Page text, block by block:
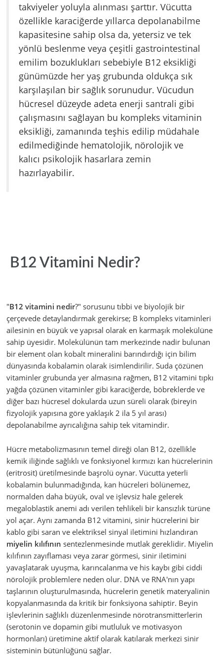
takviyeler yoluyla alınması şarttır. Vücutta
özellikle karaciğerde yıllarca depolanabilme
kapasitesine sahip olsa da, yetersiz ve tek
yönlü beslenme veya çeşitli gastrointestinal
emilim bozuklukları sebebiyle B12 eksikliği
günümüzde her yaş grubunda oldukça sık
karşılaşılan bir sağlık sorunudur. Vücudun
hücresel düzeyde adeta enerji santrali gibi
çalışmasını sağlayan bu kompleks vitaminin
eksikliği, zamanında teşhis edilip müdahale
edilmediğinde hematolojik, nörolojik ve
kalıcı psikolojik hasarlara zemin
hazırlayabilir.
B12 Vitamini Nedir?
"B12 vitamini nedir?" sorusunu tıbbi ve biyolojik bir
çerçevede detaylandırmak gerekirse; B kompleks vitaminleri
ailesinin en büyük ve yapısal olarak en karmaşık molekülüne
sahip üyesidir. Molekülünün tam merkezinde nadir bulunan
bir element olan kobalt mineralini barındırdığı için bilim
dünyasında kobalamin olarak isimlendirilir. Suda çözünen
vitaminler grubunda yer almasına rağmen, B12 vitamini tıpkı
yağda çözünen vitaminler gibi karaciğerde, böbreklerde ve
diğer bazı hücresel dokularda uzun süreli olarak (bireyin
fizyolojik yapısına göre yaklaşık 2 ila 5 yıl arası)
depolanabilme ayrıcalığına sahip tek vitamindir.
Hücre metabolizmasının temel direği olan B12, özellikle
kemik iliğinde sağlıklı ve fonksiyonel kırmızı kan hücrelerinin
(eritrosit) üretilmesinde başrolü oynar. Vücutta yeterli
kobalamin bulunmadığında, kan hücreleri bölünemez,
normalden daha büyük, oval ve işlevsiz hale gelerek
megaloblastik anemi adı verilen tehlikeli bir kansızlık türüne
yol açar. Aynı zamanda B12 vitamini, sinir hücrelerini bir
kablo gibi saran ve elektriksel sinyal iletimini hızlandıran
miyelin kılıfının sentezlenmesinde mutlak gereklidir. Miyelin
kılıfının zayıflaması veya zarar görmesi, sinir iletimini
yavaşlatarak uyuşma, karıncalanma ve his kaybı gibi ciddi
nörolojik problemlere neden olur. DNA ve RNA'nın yapı
taşlarının oluşturulmasında, hücrelerin genetik materyalinin
kopyalanmasında da kritik bir fonksiyona sahiptir. Beyin
işlevlerinin sağlıklı düzenlenmesinde nörotransmitterlerin
(serotonin ve dopamin gibi mutluluk ve motivasyon
hormonları) üretimine aktif olarak katılarak merkezi sinir
sisteminin bütünlüğünü sağlar.